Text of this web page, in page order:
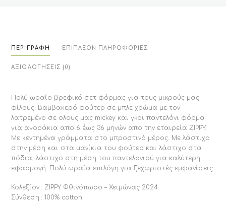
ΠΕΡΙΓΡΑΦΉ ΕΠΙΠΛΈΟΝ ΠΛΗΡΟΦΟΡΊΕΣ
ΑΞΙΟΛΟΓΉΣΕΙΣ (0)
Πολύ ωραίο βρεφικό σετ φόρμας για τους μικρούς μας
φίλους. Βαμβακερό φούτερ σε μπλε χρώμα με τον
λατρεμένο σε ολους μας mickey και γκρι παντελόνι φόρμα
για αγοράκια απο 6 έως 36 μηνών απο την εταιρεία ZIPPY.
Με κεντημένα γράμματα στο μπροστινό μέρος. Με λάστιχο
στην μέση και στα μανίκια του φούτερ και λάστιχο στα
πόδια, λάστιχο στη μέση του παντελονιού για καλύτερη
εφαρμογή. Πολύ ωραία επιλόγη για ξεχωριστές εμφανίσεις.
Κολεξίον : ZIPPY Φθινόπωρο – Χειμώνας 2024
Σύνθεση : 100% cotton